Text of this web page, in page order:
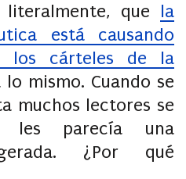
literalmente, que la
está causando
los cárteles de la
mismo. Cuando se
muchos lectores se
les parecía una
¿Por qué